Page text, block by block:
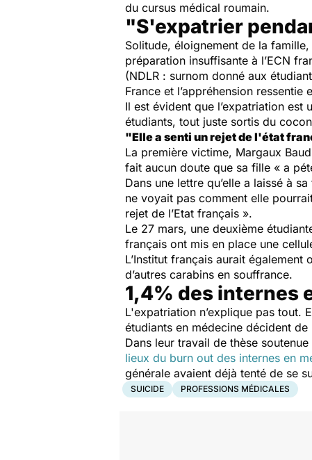
du cursus médical roumain.
"S'expatrier
Solitude, éloignement de la
préparation insuffisante à l’ECN
(NDLR : surnom donné aux
France et l’appréhension
Il est évident que l’expatriation
étudiants, tout juste sortis du
"Elle a senti un rejet de l'état
La première victime, Margaux
fait aucun doute que sa fille « a
Dans une lettre qu’elle a laissé à
ne voyait pas comment elle
rejet de l’Etat français ».
Le 27 mars, une deuxième
français ont mis en place une
L’Institut français aurait
d’autres carabins en souffrance.
1,4% des internes
L'expatriation n’explique pas tout.
étudiants en médecine décident
Dans leur travail de thèse
lieux du burn out des internes en
générale avaient déjà tenté de se
SUICIDE PROFESSIONS MÉDICALES